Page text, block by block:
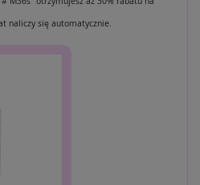
naliczy się automatycznie.